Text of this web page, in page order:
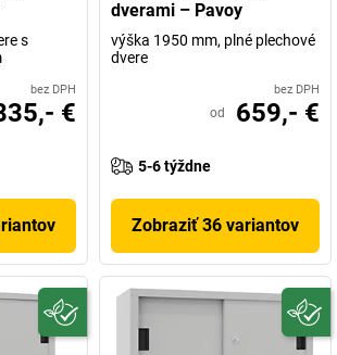
s
bez DPH
€
dverami – Pavoy
výška 1950 mm, plné plechové
dvere
bez DPH
od 659,- €
5-6 týždne
Zobraziť 36 variantov